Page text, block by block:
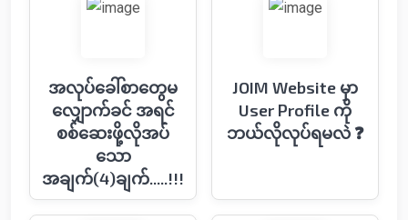
အလုပ်ခေါ်စာတွေမ
လျှောက်ခင် အရင်
စစ်ဆေးဖို့လိုအပ်
သော
အချက်(4)ချက်.....!!!
JOIM Website မှာ
User Profile ကို
ဘယ်လိုလုပ်ရမလဲ ❓